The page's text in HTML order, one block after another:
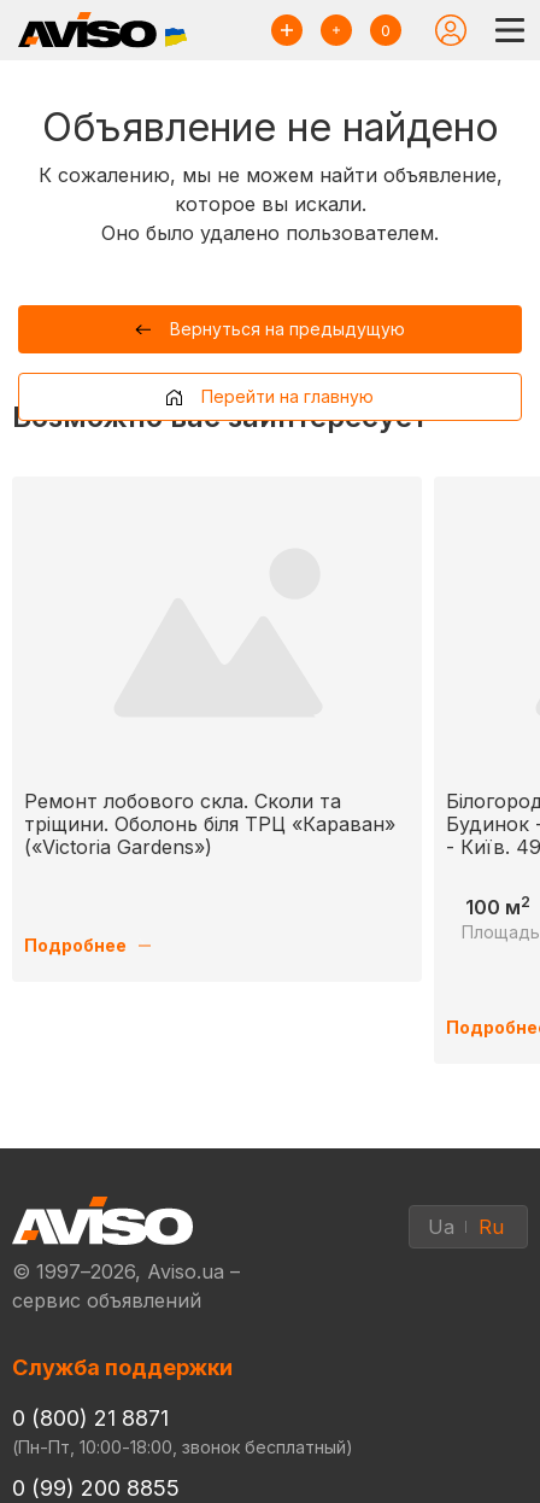
0
Объявление не найдено
К сожалению, мы не можем найти объявление,
которое вы искали.
Оно было удалено пользователем.
Вернуться на предыдущую
Перейти на главную
Возможно вас заинтересует
Ремонт лобового скла. Сколи та
тріщини. Оболонь біля ТРЦ «Караван»
(«Victoria Gardens»)
Подробнее
Будинок
- Київ.
100 м2
Площадь
© 1997–2026, Aviso.ua –
сервис объявлений
Ua Ru
Служба поддержки
0 (800) 21 8871
(Пн-Пт, 10:00-18:00, звонок бесплатный)
0 (99) 200 8855